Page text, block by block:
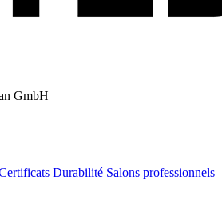
GmbH
Durabilité Salons professionnels